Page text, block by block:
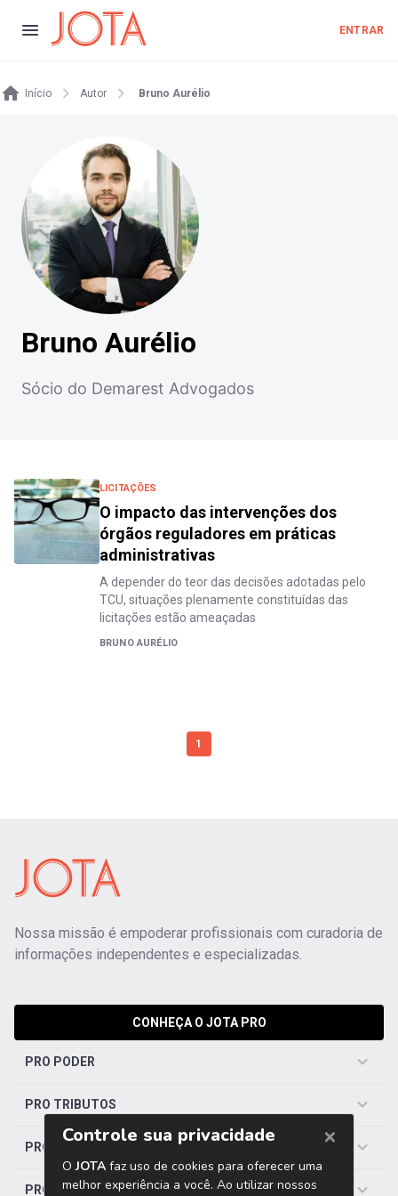
ENTRAR
Início Autor Bruno Aurélio
Bruno Aurélio
Sócio do Demarest Advogados
LICITAÇÕES
O impacto das intervenções dos
órgãos reguladores em práticas
administrativas
A depender do teor das decisões adotadas pelo
TCU, situações plenamente constituídas das
licitações estão ameaçadas
BRUNO AURÉLIO
1
Nossa missão é empoderar profissionais com curadoria de
informações independentes e especializadas.
CONHEÇA O JOTA PRO
PRO PODER
PRO TRIBUTOS
PRO TRABALHISTA
PRO SAÚDE